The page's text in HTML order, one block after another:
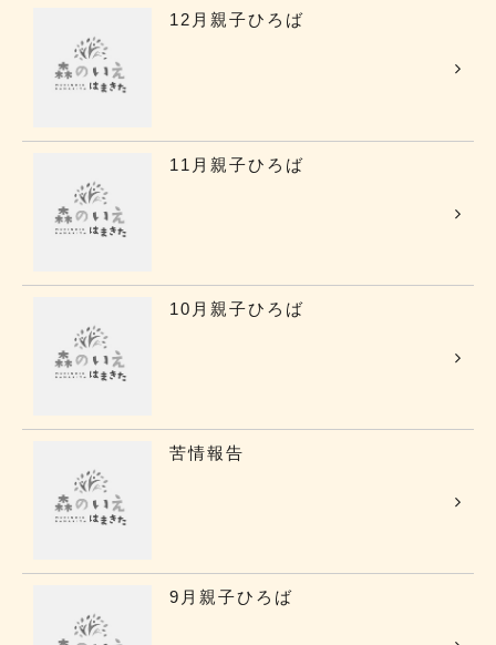
12月親子ひろば
11月親子ひろば
10月親子ひろば
苦情報告
9月親子ひろば